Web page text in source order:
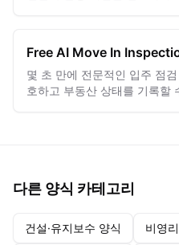
Free AI Move In
몇 초 만에 전문적인 입주 점
호하고 부동산 상태를 기록할
다른 양식 카테고리
건설·유지보수 양식 비영